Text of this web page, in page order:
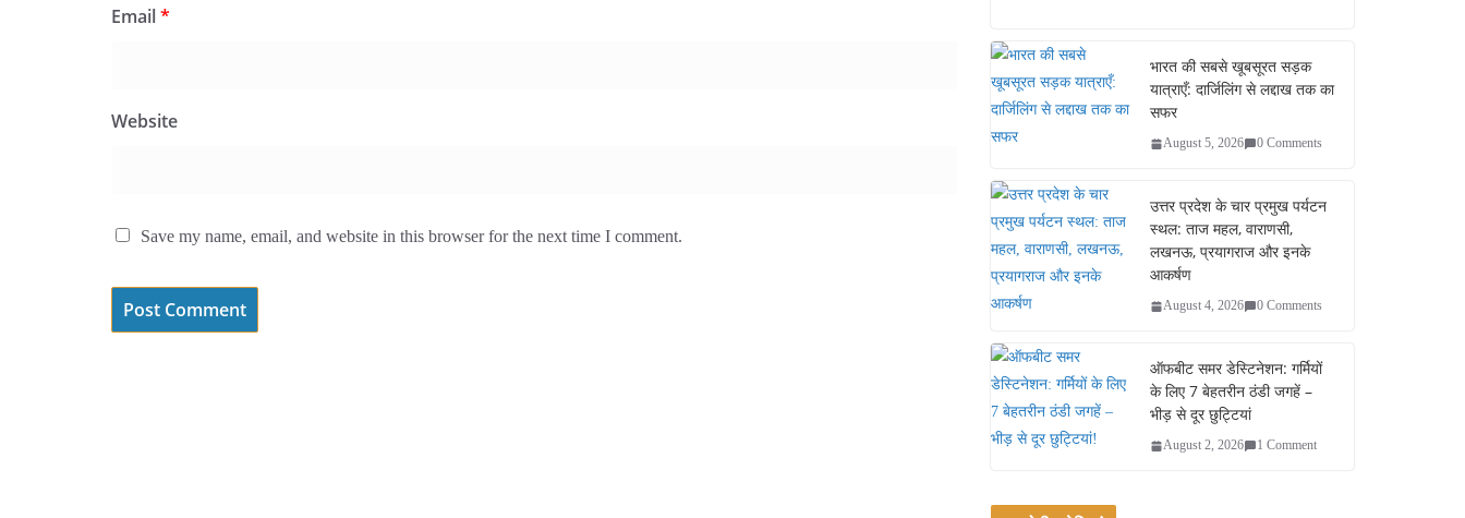
Email*
Website
Save my name, email, and website in this browser for the next time I comment.
bo
ok r
भारत की सबसे खूबसूरत सड़क
यात्राएँ: दार्जिलिंग से लद्दाख तक का
सफर
August 5, 2026 0 Comments
उत्तर प्रदेश के चार प्रमुख पर्यटन
स्थल: ताज महल, वाराणसी,
लखनऊ, प्रयागराज और इनके
आकर्षण
August 4, 2026 0 Comments
ऑफबीट समर डेस्टिनेशन: गर्मियों
के लिए 7 बेहतरीन ठंडी जगहें –
भीड़ से दूर छुट्टियां
August 2, 2026 1 Comment